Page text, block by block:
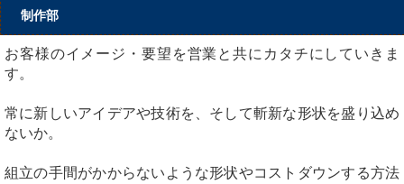
制作部
お客様のイメージ・要望を営業と共にカタチにしていきま
す。
常に新しいアイデアや技術を、そして斬新な形状を盛り込め
ないか。
組立の手間がかからないような形状やコストダウンする方法